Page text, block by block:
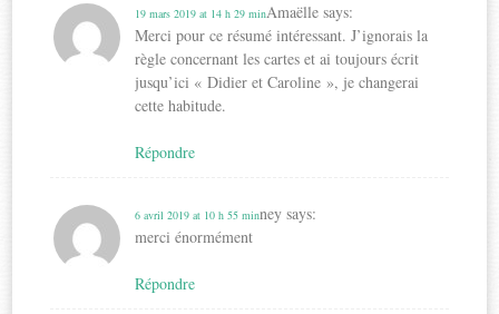
Amaëlle says:
19 mars 2019 at 14 h 29 min
Merci pour ce résumé intéressant. J’ignorais la
règle concernant les cartes et ai toujours écrit
jusqu’ici « Didier et Caroline », je changerai
cette habitude.
Répondre
ney says:
6 avril 2019 at 10 h 55 min
merci énormément
Répondre